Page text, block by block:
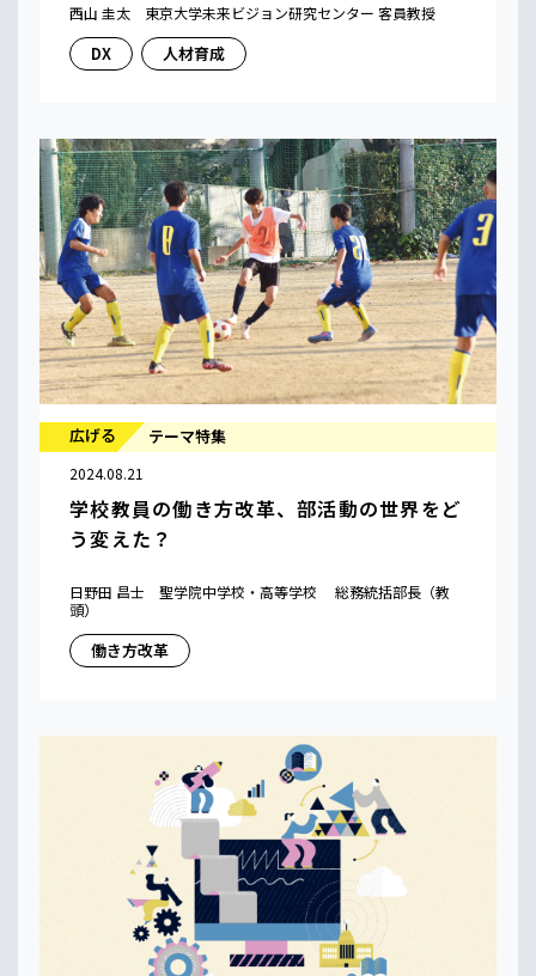
西山 圭太 東京大学未来ビジョン研究センター 客員教授
DX 人材育成
広げる テーマ特集
2024.08.21
学校教員の働き方改革、部活動の世界をど
う変えた？
日野田 昌士 聖学院中学校・高等学校 総務統括部長（教
頭）
働き方改革